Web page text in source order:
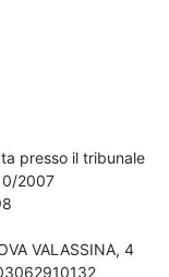
presso il tribunale
2007
VALASSINA, 4